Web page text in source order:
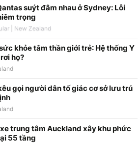
suýt đâm nhau ở Sydney: Lỗi
trọng
khỏe tâm thần giới trẻ: Hệ thống Y
họ?
gọi người dân tố giác cơ sở lưu trú
xe trung tâm Auckland xây khu phức
55 tầng